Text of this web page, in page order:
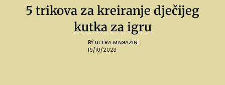
5 trikova za kreiranje dječijeg
kutka za igru
BY ULTRA MAGAZIN
19/10/2023